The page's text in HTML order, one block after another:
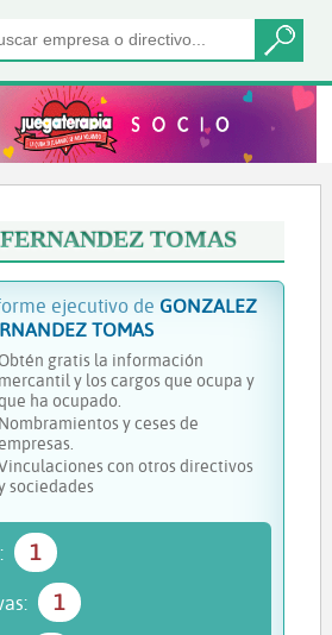
TOMAS
ejecutivo de GONZALEZ
TOMAS
gratis la información
mercantil y los cargos que ocupa y
ha ocupado.
Nombramientos y ceses de
con otros directivos
sociedades
1
1